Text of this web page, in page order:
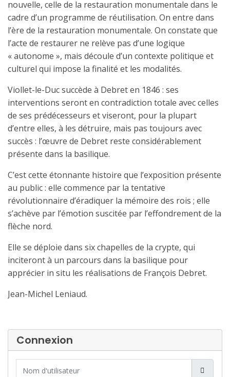
nouvelle, celle de la restauration monumentale dans le
cadre d’un programme de réutilisation. On entre dans
l’ère de la restauration monumentale. On constate que
l’acte de restaurer ne relève pas d’une logique
« autonome », mais découle d’un contexte politique et
culturel qui impose la finalité et les modalités.
Viollet-le-Duc succède à Debret en 1846 : ses
interventions seront en contradiction totale avec celles
de ses prédécesseurs et viseront, pour la plupart
d’entre elles, à les détruire, mais pas toujours avec
succès : l’œuvre de Debret reste considérablement
présente dans la basilique.
C’est cette étonnante histoire que l’exposition présente
au public : elle commence par la tentative
révolutionnaire d’éradiquer la mémoire des rois ; elle
s’achève par l’émotion suscitée par l’effondrement de la
flèche nord.
Elle se déploie dans six chapelles de la crypte, qui
inciteront à un parcours dans la basilique pour
apprécier in situ les réalisations de François Debret.
Jean-Michel Leniaud.
Connexion